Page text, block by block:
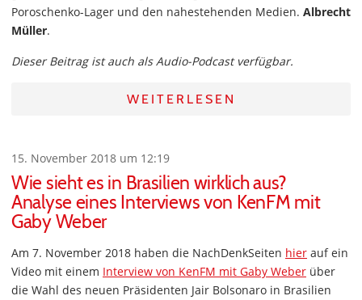
Poroschenko-Lager und den nahestehenden Medien. Albrecht
Müller.
Dieser Beitrag ist auch als Audio-Podcast verfügbar.
WEITERLESEN
15. November 2018 um 12:19
Wie sieht es in Brasilien wirklich aus?
Analyse eines Interviews von KenFM mit
Gaby Weber
Am 7. November 2018 haben die NachDenkSeiten hier auf ein
Video mit einem Interview von KenFM mit Gaby Weber über
die Wahl des neuen Präsidenten Jair Bolsonaro in Brasilien